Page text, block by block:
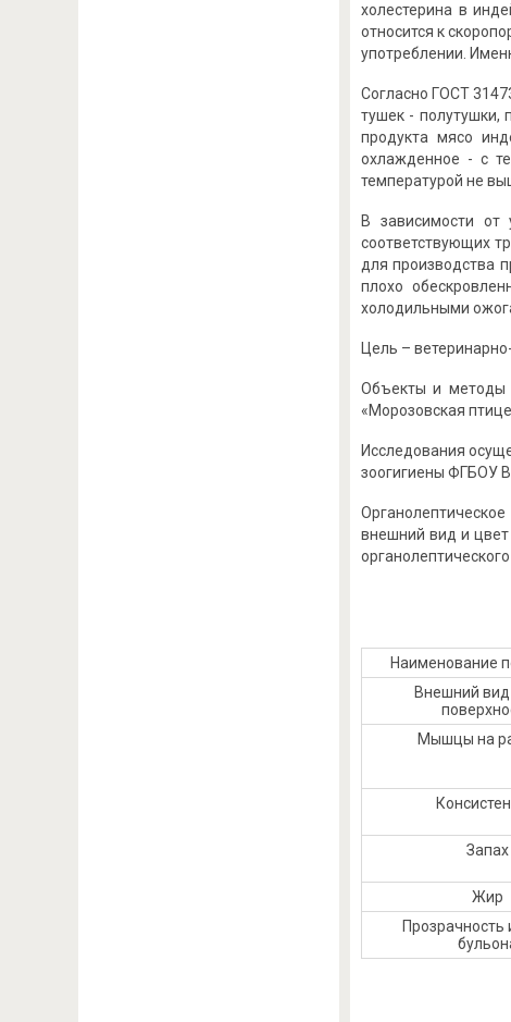
холестерина в
относится к
употреблении.
Согласно ГОСТ
тушек - полутушки,
продукта мясо
охлажденное - с
температурой не
В зависимости от
соответствующих
для производства
плохо
холодильными
Цель –
Объекты и методы
«Морозовская
Исследования
зоогигиены ФГБОУ
внешний вид и цвет
Наименование
Внешний
Мышцы на
Запах
Жир
Прозрачность